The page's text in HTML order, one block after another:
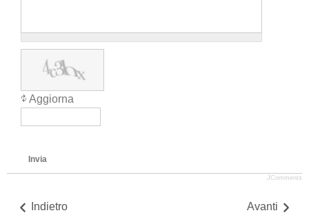
Aggiorna
Invia
JComments
Indietro Avanti